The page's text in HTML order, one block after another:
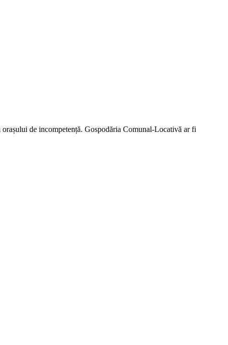
de incompetență. Gospodăria Comunal-Locativă ar fi